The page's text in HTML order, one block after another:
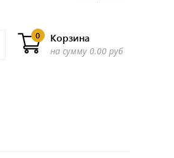
Корзина
0
на сумму 0.00 руб